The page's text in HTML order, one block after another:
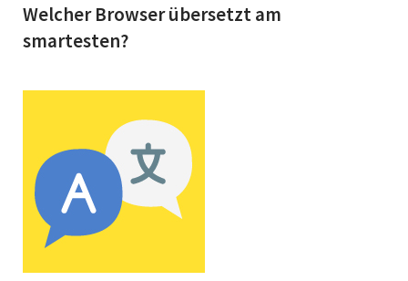
Welcher Browser übersetzt am
smartesten?